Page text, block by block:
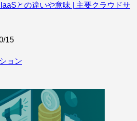
との違いや意味 | 主要クラウドサ
15
ョン